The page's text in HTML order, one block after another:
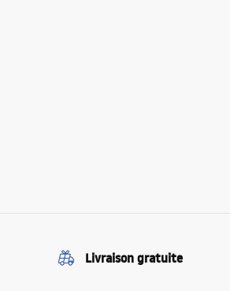
Livraison gratuite